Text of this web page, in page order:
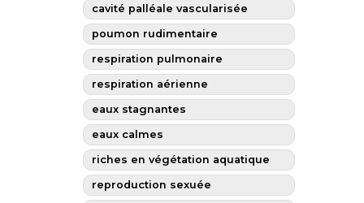
cavité palléale vascularisée
poumon rudimentaire
respiration pulmonaire
respiration aérienne
eaux stagnantes
eaux calmes
riches en végétation aquatique
reproduction sexuée